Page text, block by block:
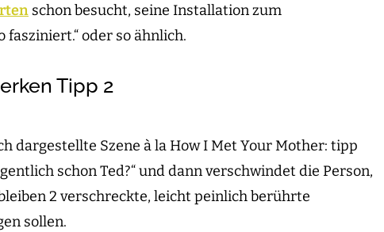
schon besucht, seine Installation zum
oder so ähnlich.
Tipp 2
dargestellte Szene à la How I Met Your Mother: tipp
schon Ted?“ und dann verschwindet die Person,
2 verschreckte, leicht peinlich berührte
sollen.